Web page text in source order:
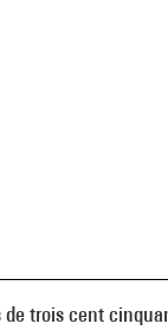
de trois cent